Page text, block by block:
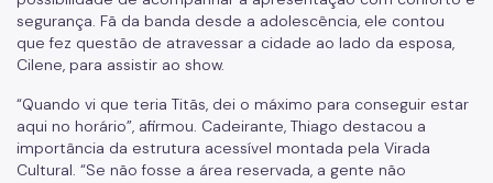
segurança. Fã da banda desde a adolescência, ele contou
que fez questão de atravessar a cidade ao lado da esposa,
Cilene, para assistir ao show.
“Quando vi que teria Titãs, dei o máximo para conseguir estar
aqui no horário”, afirmou. Cadeirante, Thiago destacou a
importância da estrutura acessível montada pela Virada
Cultural. “Se não fosse a área reservada, a gente não